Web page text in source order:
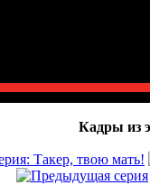
Кадры из